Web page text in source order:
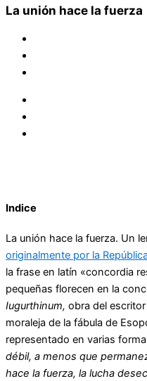
La unión hace la fuerza
Indice
La unión hace la fuerza. Un
originalmente por la
la frase en latín «concordia
pequeñas florecen en la
Iugurthinum, obra del
moraleja de la fábula de
representado en varias
débil, a menos que
hace la fuerza, la lucha